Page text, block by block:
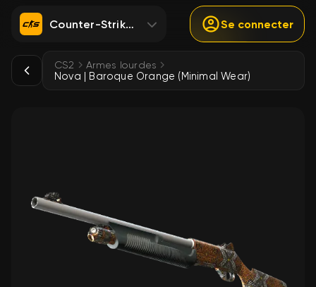
Counter-Strike 2 Se connecter
CS2 Armes lourdes
Nova | Baroque Orange (Minimal Wear)